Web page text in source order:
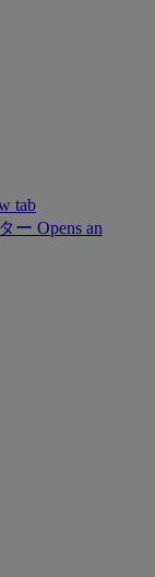
tab
ー Opens an